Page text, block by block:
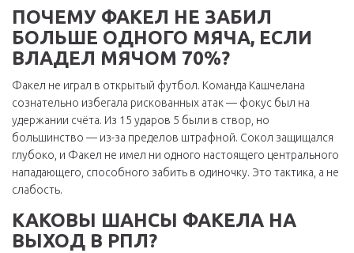
ПОЧЕМУ ФАКЕЛ НЕ ЗАБИЛ
БОЛЬШЕ ОДНОГО МЯЧА, ЕСЛИ
ВЛАДЕЛ МЯЧОМ 70%?
Факел не играл в открытый футбол. Команда Кашчелана
сознательно избегала рискованных атак — фокус был на
удержании счёта. Из 15 ударов 5 были в створ, но
большинство — из-за пределов штрафной. Сокол защищался
глубоко, и Факел не имел ни одного настоящего центрального
нападающего, способного забить в одиночку. Это тактика, а не
слабость.
КАКОВЫ ШАНСЫ ФАКЕЛА НА
ВЫХОД В РПЛ?